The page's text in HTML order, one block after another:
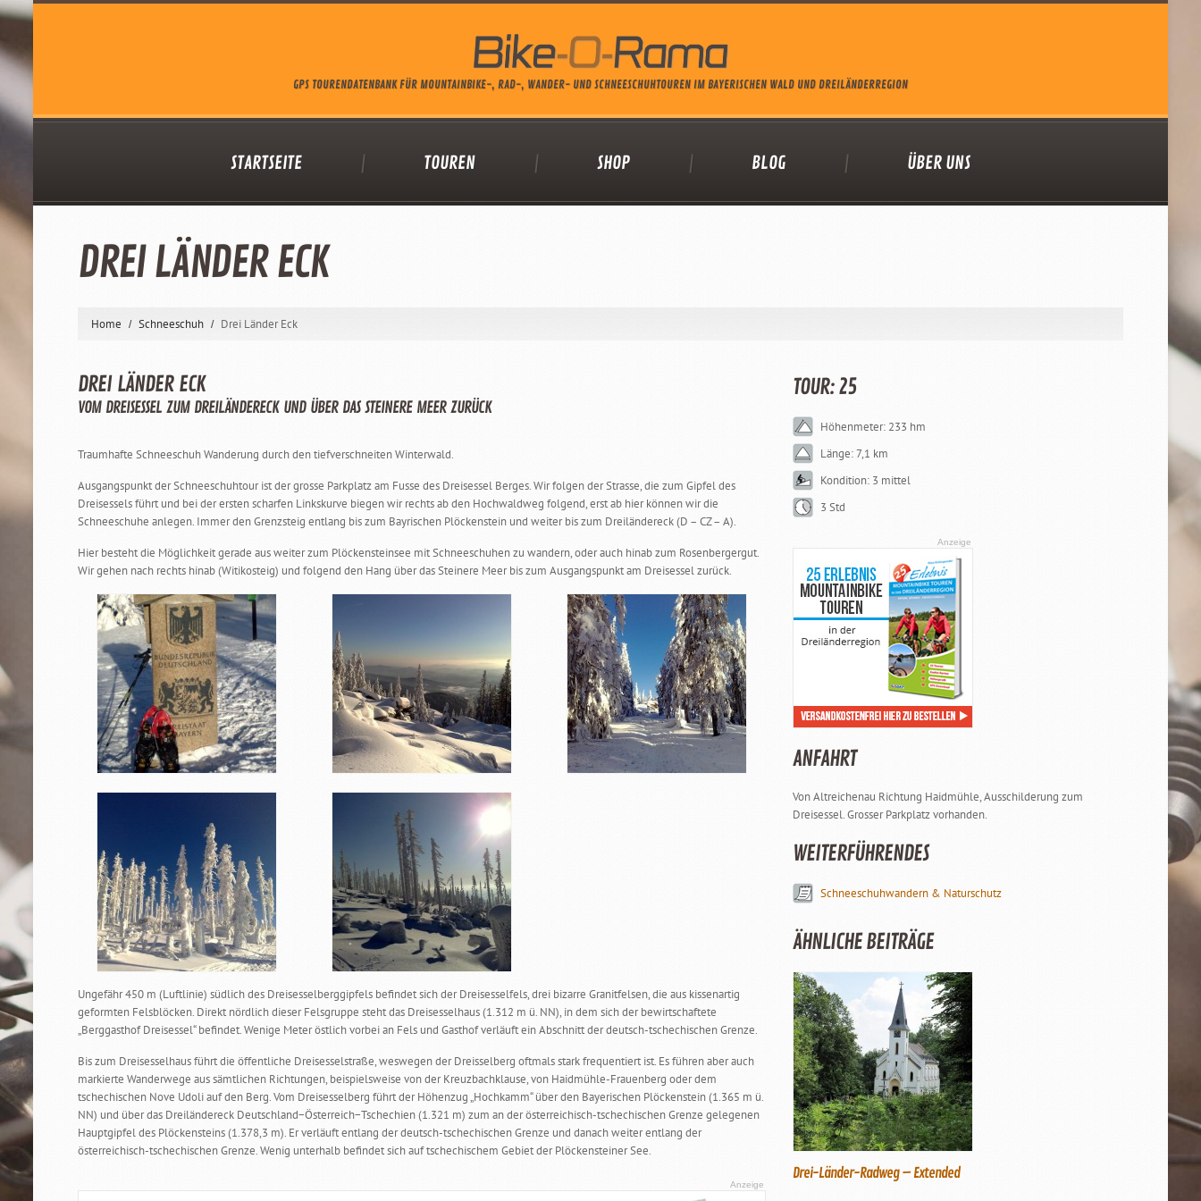
GPS TOURENDATENBANK FÜR MOUNTAINBIKE-, RAD-, WANDER- UND SCHNEESCHUHTOUREN IM BAYERISCHEN WALD UND DREILÄNDERREGION
STARTSEITE TOUREN SHOP BLOG ÜBER UNS
DREI LÄNDER ECK
Home Schneeschuh Drei Länder Eck
DREI LÄNDER ECK
VOM DREISESSEL ZUM DREILÄNDERECK UND ÜBER DAS STEINERE MEER ZURÜCK
Traumhafte Schneeschuh Wanderung durch den tiefverschneiten Winterwald.
Ausgangspunkt der Schneeschuhtour ist der grosse Parkplatz am Fusse des Dreisessel Berges. Wir folgen der Strasse, die zum Gipfel des
Dreisessels führt und bei der ersten scharfen Linkskurve biegen wir rechts ab den Hochwaldweg folgend, erst ab hier können wir die
Schneeschuhe anlegen. Immer den Grenzsteig entlang bis zum Bayrischen Plöckenstein und weiter bis zum Dreiländereck (D – CZ – A).
Hier besteht die Möglichkeit gerade aus weiter zum Plöckensteinsee mit Schneeschuhen zu wandern, oder auch hinab zum Rosenbergergut.
Wir gehen nach rechts hinab (Witikosteig) und folgend den Hang über das Steinere Meer bis zum Ausgangspunkt am Dreisessel zurück.
Ungefähr 450 m (Luftlinie) südlich des Dreisesselberggipfels befindet sich der Dreisesselfels, drei bizarre Granitfelsen, die aus kissenartig
geformten Felsblöcken. Direkt nördlich dieser Felsgruppe steht das Dreisesselhaus (1.312 m ü. NN), in dem sich der bewirtschaftete
„Berggasthof Dreisessel“ befindet. Wenige Meter östlich vorbei an Fels und Gasthof verläuft ein Abschnitt der deutsch-tschechischen Grenze.
Bis zum Dreisesselhaus führt die öffentliche Dreisesselstraße, weswegen der Dreisselberg oftmals stark frequentiert ist. Es führen aber auch
markierte Wanderwege aus sämtlichen Richtungen, beispielsweise von der Kreuzbachklause, von Haidmühle-Frauenberg oder dem
tschechischen Nove Udoli auf den Berg. Vom Dreisesselberg führt der Höhenzug „Hochkamm“ über den Bayerischen Plöckenstein (1.365 m ü.
NN) und über das Dreiländereck Deutschland−Österreich−Tschechien (1.321 m) zum an der österreichisch-tschechischen Grenze gelegenen
Hauptgipfel des Plöckensteins (1.378,3 m). Er verläuft entlang der deutsch-tschechischen Grenze und danach weiter entlang der
österreichisch-tschechischen Grenze. Wenig unterhalb befindet sich auf tschechischem Gebiet der Plöckensteiner See.
Anzeige
TOUR: 25
Höhenmeter: 233 hm
Länge: 7,1 km
Kondition: 3 mittel
3 Std
Anzeige
ANFAHRT
Von Altreichenau Richtung Haidmühle, Ausschilderung zum
Dreisessel. Grosser Parkplatz vorhanden.
WEITERFÜHRENDES
Schneeschuhwandern & Naturschutz
ÄHNLICHE BEITRÄGE
Drei-Länder-Radweg – Extended